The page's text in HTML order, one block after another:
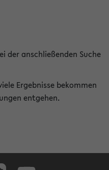
der anschließenden Suche
Ergebnisse bekommen
entgehen.